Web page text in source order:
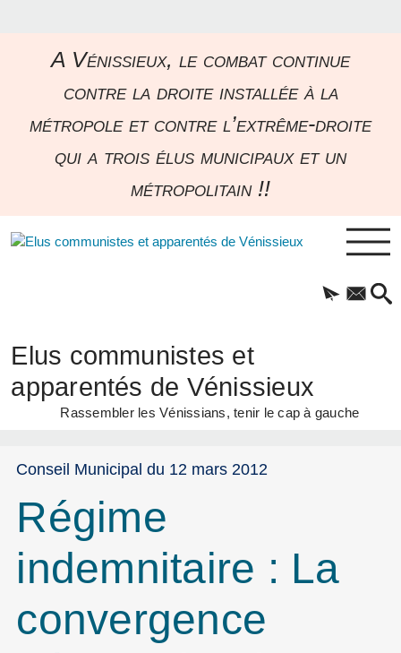
A Vénissieux, le combat continue
contre la droite installée à la
métropole et contre l’extrême-droite
qui a trois élus municipaux et un
métropolitain !!
Elus communistes et
apparentés de Vénissieux
Rassembler les Vénissians, tenir le cap à gauche
Conseil Municipal du 12 mars 2012
Régime
indemnitaire : La
convergence